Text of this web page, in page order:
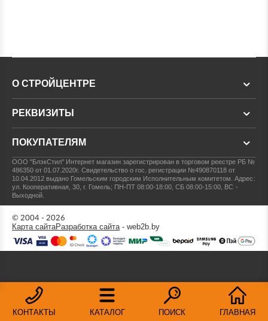
КОНТАКТЫ КАТАЛОГ ПОИСК ГЛАВНАЯ
О СТРОЙЦЕНТРЕ
РЕКВИЗИТЫ
ПОКУПАТЕЛЯМ
ООО "БлэкСтил" Интернет магазин зарегистрирован в торговом реестре РБ №
486350 от 01.07.2020г.Свидетельство о гос. регистрации №490870118 от
10.04.2012 выдано Гомельским городским Исполнительным комитетом.Адрес:
ул. Кооперативная, 30, г. Гомель; ПН-ПТ 08:00-18:00, СБ 08:00-15:00, ВС -
Выходной.
© 2004 - 2026
Карта сайтаРазработка сайта- web2b.by